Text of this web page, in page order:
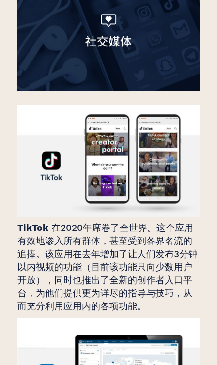
TikTok在2020年席卷了全世界。这个应用
有效地渗入所有群体，甚至受到各界名流的
追捧。该应用在去年增加了让人们发布3分钟
以内视频的功能（目前该功能只向少数用户
开放），同时也推出了全新的创作者入口平
台，为他们提供更为详尽的指导与技巧，从
而充分利用应用内的各项功能。